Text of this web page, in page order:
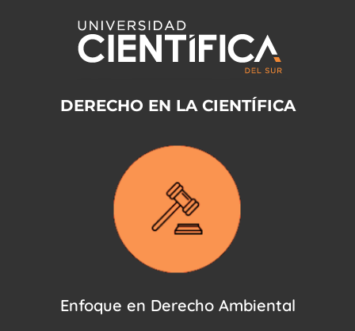
DERECHO EN LA CIENTÍFICA
Enfoque en Derecho Ambiental